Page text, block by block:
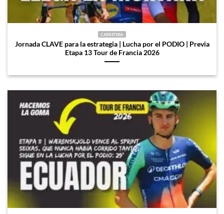
CARRETERA
Jornada CLAVE para la estrategia | Lucha por el PODIO | Previa
Etapa 13 Tour de Francia 2026